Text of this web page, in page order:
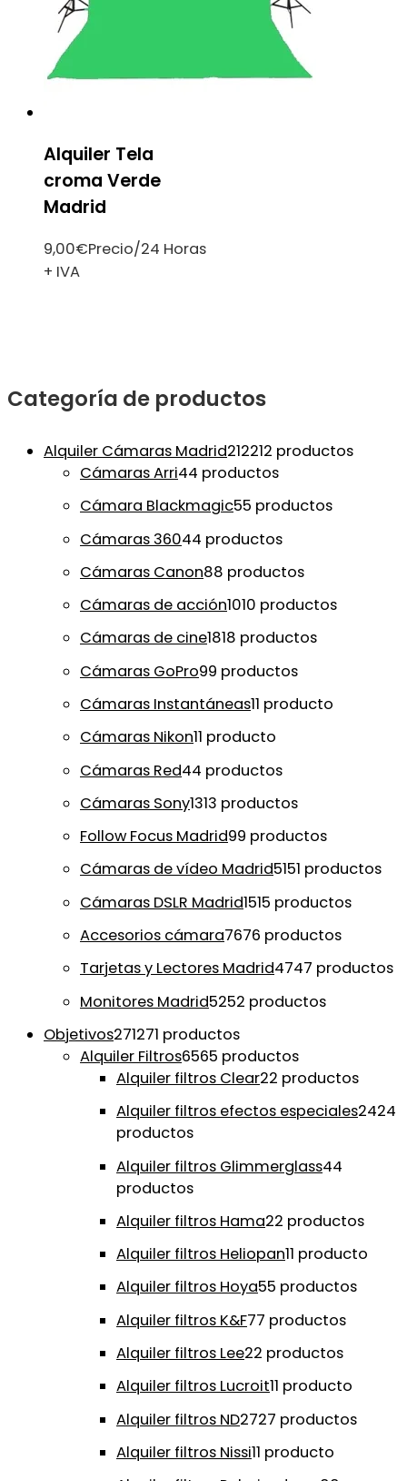
Categoría de productos
Alquiler Cámaras Madrid212212 productos
Cámaras Arri44 productos
Cámara Blackmagic55 productos
Cámaras 36044 productos
Cámaras Canon88 productos
Cámaras de acción1010 productos
Cámaras de cine1818 productos
Cámaras GoPro99 productos
Cámaras Instantáneas11 producto
Cámaras Nikon11 producto
Cámaras Red44 productos
Cámaras Sony1313 productos
Follow Focus Madrid99 productos
Cámaras de vídeo Madrid5151 productos
Cámaras DSLR Madrid1515 productos
Accesorios cámara7676 productos
Tarjetas y Lectores Madrid4747 productos
Monitores Madrid5252 productos
Objetivos271271 productos
Alquiler Filtros6565 productos
Alquiler filtros Clear22 productos
Alquiler filtros efectos especiales2424
productos
Alquiler filtros Glimmerglass44
productos
Alquiler filtros Hama22 productos
Alquiler filtros Heliopan11 producto
Alquiler filtros Hoya55 productos
Alquiler filtros K&F77 productos
Alquiler filtros Lee22 productos
Alquiler filtros Lucroit11 producto
Alquiler filtros ND2727 productos
Alquiler filtros Nissi11 producto
Alquiler Tela
croma Verde
Madrid
9,00€Precio/24 Horas
+ IVA